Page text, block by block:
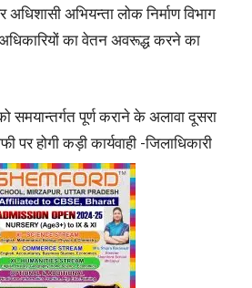
अभियन्ता लोक निर्माण विभाग
का वेतन अवरूद्ध करने का
समयान्तर्गत पूर्ण कराने के अलावा दूसरा
होगी कड़ी कार्यवाही -जिलाधिकारी